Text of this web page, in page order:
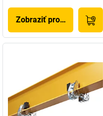
Zobraziť produkt